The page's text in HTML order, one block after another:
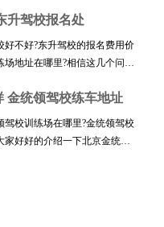
升驾校报名处
好不好?东升驾校的报名费用价
地址在哪里?相信这几个问题
金统领驾校练车地址
驾校训练场在哪里?金统领驾校
家好好的介绍一下北京金统领